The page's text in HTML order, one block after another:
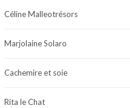
Céline Malleotrésors
Marjolaine Solaro
Cachemire et soie
Rita le Chat